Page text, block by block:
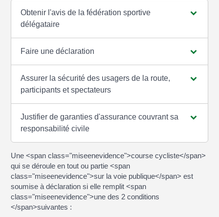
Obtenir l'avis de la fédération sportive
délégataire
Faire une déclaration
Assurer la sécurité des usagers de la route,
participants et spectateurs
Justifier de garanties d'assurance couvrant sa
responsabilité civile
Une <span class="miseenevidence">course cycliste</span>
qui se déroule en tout ou partie <span
class="miseenevidence">sur la voie publique</span> est
soumise à déclaration si elle remplit <span
class="miseenevidence">une des 2 conditions
</span>suivantes :